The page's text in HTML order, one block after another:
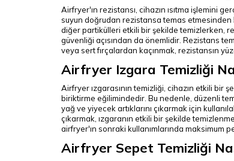
Airfryer'ın rezistansı, cihazın ısıtma işlemini
suyun doğrudan rezistansa temas etmesinden
diğer partikülleri etkili bir şekilde temizlerken,
güvenliği açısından da önemlidir. Rezistans
veya sert fırçalardan kaçınmak, rezistansın
Airfryer Izgara Temizliği
Airfryer ızgarasının temizliği, cihazın etkili bir
biriktirme eğilimindedir. Bu nedenle, düzenli
yağ ve yiyecek artıklarını çıkarmak için
çıkarmak, ızgaranın etkili bir şekilde
airfryer'ın sonraki kullanımlarında maksimum
Airfryer Sepet Temizliği